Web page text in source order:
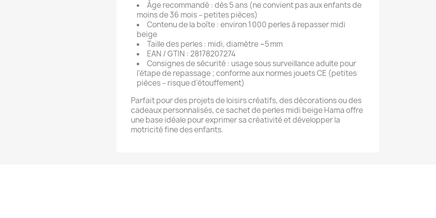
Âge recommandé : dès 5 ans (ne convient pas aux enfants de
moins de 36 mois – petites pièces)
Contenu de la boîte : environ 1 000 perles à repasser midi
beige
Taille des perles : midi, diamètre ~5 mm
EAN / GTIN : 28178207274
Consignes de sécurité : usage sous surveillance adulte pour
l’étape de repassage ; conforme aux normes jouets CE (petites
pièces – risque d’étouffement)
Parfait pour des projets de loisirs créatifs, des décorations ou des
cadeaux personnalisés, ce sachet de perles midi beige Hama offre
une base idéale pour exprimer sa créativité et développer la
motricité fine des enfants.